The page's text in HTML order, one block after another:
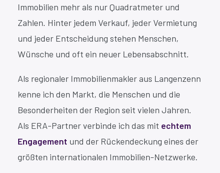
Immobilien mehr als nur Quadratmeter und
Zahlen. Hinter jedem Verkauf, jeder Vermietung
und jeder Entscheidung stehen Menschen,
Wünsche und oft ein neuer Lebensabschnitt.
Als regionaler Immobilienmakler aus Langenzenn
kenne ich den Markt, die Menschen und die
Besonderheiten der Region seit vielen Jahren.
Als ERA-Partner verbinde ich das mit echtem
Engagement und der Rückendeckung eines der
größten internationalen Immobilien-Netzwerke.